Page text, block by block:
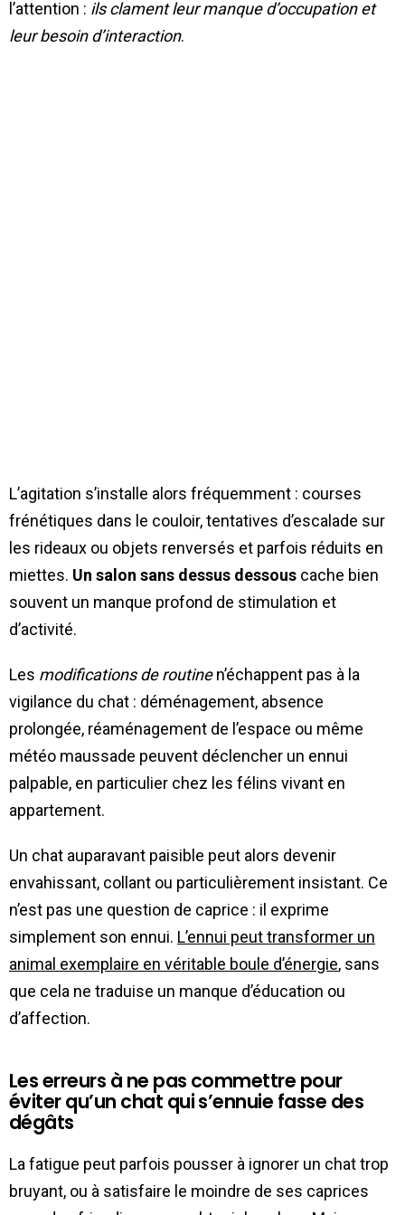
l’attention : ils clament leur manque d’occupation et
leur besoin d’interaction.
L’agitation s’installe alors fréquemment : courses
frénétiques dans le couloir, tentatives d’escalade sur
les rideaux ou objets renversés et parfois réduits en
miettes. Un salon sans dessus dessous cache bien
souvent un manque profond de stimulation et
d’activité.
Les modifications de routinen’échappent pas à la
vigilance du chat : déménagement, absence
prolongée, réaménagement de l’espace ou même
météo maussade peuvent déclencher un ennui
palpable, en particulier chez les félins vivant en
appartement.
Un chat auparavant paisible peut alors devenir
envahissant, collant ou particulièrement insistant. Ce
n’est pas une question de caprice : il exprime
simplement son ennui. L’ennui peut transformer un
animal exemplaire en véritable boule d’énergie, sans
que cela ne traduise un manque d’éducation ou
d’affection.
Les erreurs à ne pas commettre pour
éviter qu’un chat qui s’ennuie fasse des
dégâts
La fatigue peut parfois pousser à ignorer un chat trop
bruyant, ou à satisfaire le moindre de ses caprices